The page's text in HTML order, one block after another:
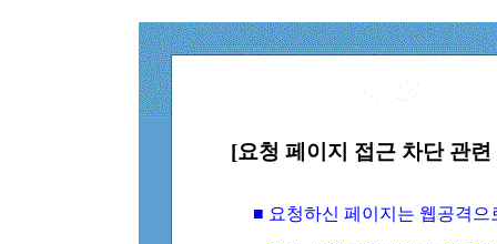
[요청 페이지 접근 차단 관
■ 요청하신 페이지는 웹공격